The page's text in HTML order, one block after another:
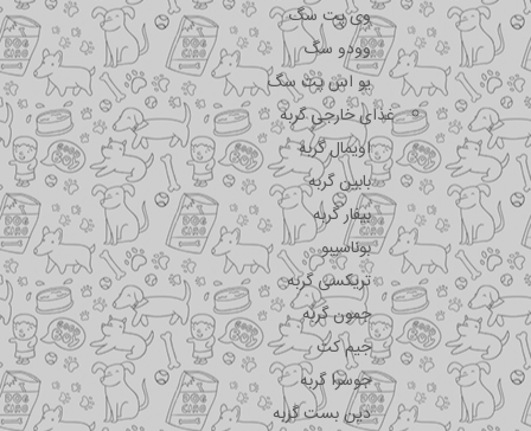
وی پت سگ
وودو سگ
یو اس پت سگ
غذای خارجی گربه
اویمال گربه
بابین گربه
بیفار گربه
بوناسیبو
تریکسی گربه
جمون گربه
جیم کت
جوسرا گربه
دین بست گربه